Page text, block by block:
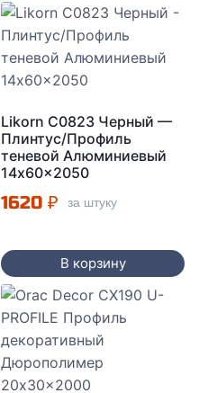
Likorn C0823 Черный —
Плинтус/Профиль
теневой Алюминиевый
14x60x2050
1620 ₽ за штуку
В корзину